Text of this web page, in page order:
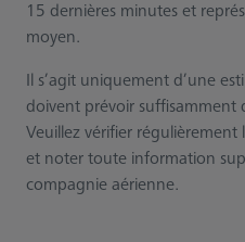
15 dernières minutes et
moyen.
Il s’agit uniquement d’une
doivent prévoir suffisamment
Veuillez vérifier régulièrement
et noter toute information
compagnie aérienne.